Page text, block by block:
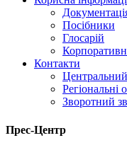
Посібники
Глосарій
Контакти
Регіональні
Зворотний
Прес-Центр